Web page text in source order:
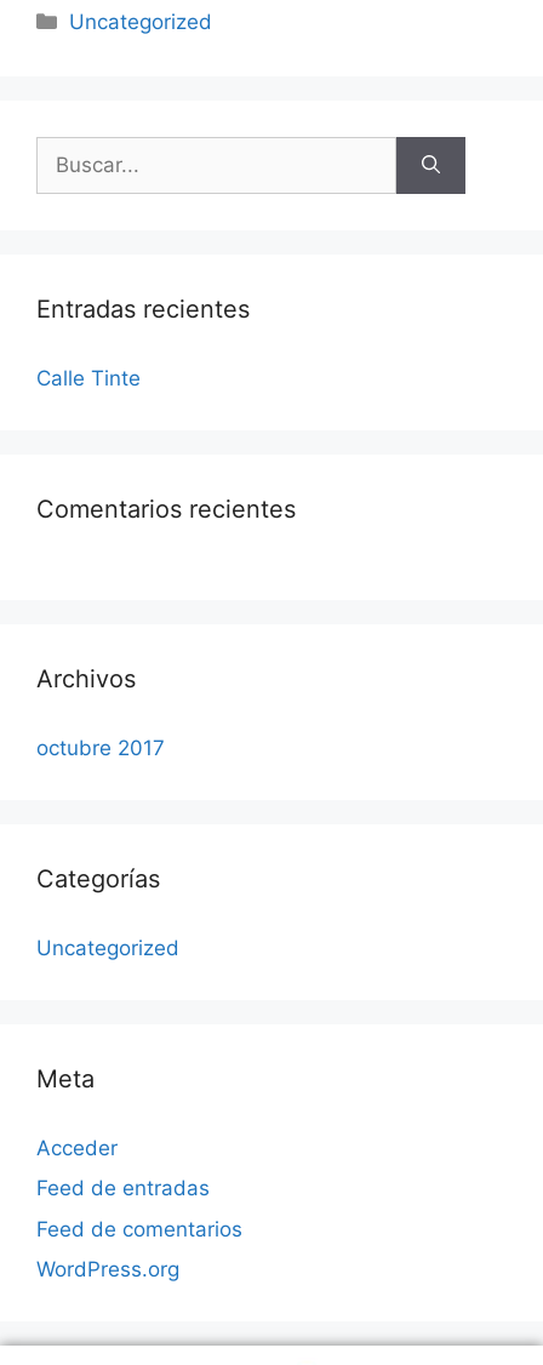
Uncategorized
Entradas recientes
Calle Tinte
Comentarios recientes
Archivos
octubre 2017
Categorías
Uncategorized
Meta
Acceder
Feed de entradas
Feed de comentarios
WordPress.org